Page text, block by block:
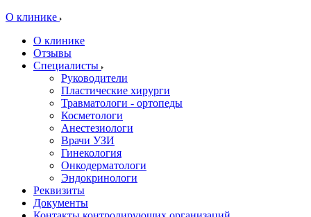
O клинике
О клинике
Отзывы
Специалисты
Руководители
Пластические хирурги
Травматологи - ортопеды
Косметологи
Анестезиологи
Врачи УЗИ
Гинекология
Онкодерматологи
Эндокринологи
Реквизиты
Документы